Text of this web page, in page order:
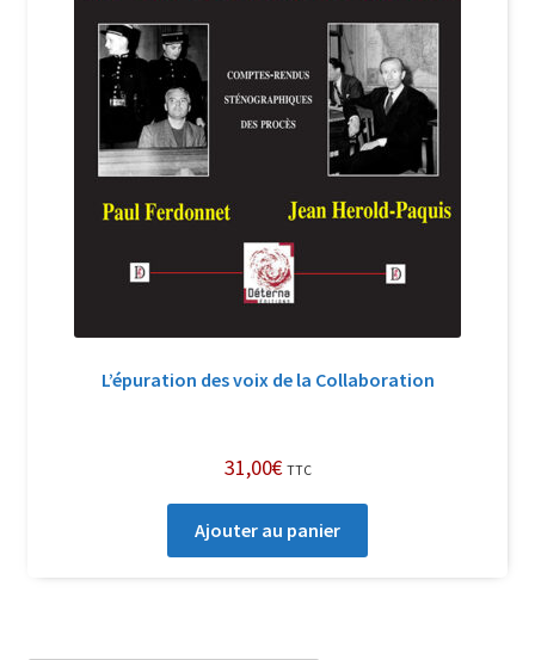
Politique de confidentialité et cookies
Qui sommes-nous ?
Soutien à Philippe Randa
Suivi de la Commande
L’épuration des voix de la Collaboration
31,00€ TTC
Ajouter au panier